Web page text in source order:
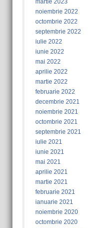
martie 2023
noiembrie 2022
octombrie 2022
septembrie 2022
iulie 2022
iunie 2022
mai 2022
aprilie 2022
martie 2022
februarie 2022
decembrie 2021
noiembrie 2021
octombrie 2021
septembrie 2021
iulie 2021
iunie 2021
mai 2021
aprilie 2021
martie 2021
februarie 2021
ianuarie 2021
noiembrie 2020
octombrie 2020